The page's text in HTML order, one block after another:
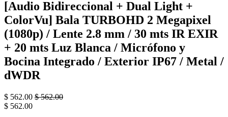
[Audio Bidireccional + Dual Light +
ColorVu] Bala TURBOHD 2 Megapixel
(1080p) / Lente 2.8 mm / 30 mts IR EXIR
+ 20 mts Luz Blanca / Micrófono y
Bocina Integrado / Exterior IP67 / Metal /
dWDR
$ 562.00 $562.00
$ 562.00